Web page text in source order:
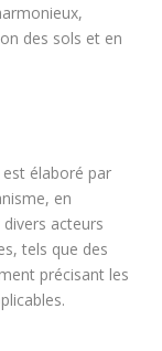
des sols et en
est élaboré par
en
acteurs
tels que des
précisant les